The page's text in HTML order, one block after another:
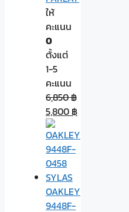
ให้
คะแนน
0
ตั้งแต่
1-5
คะแนน
6,850฿
5,800 ฿
OAKLEY
9448F-